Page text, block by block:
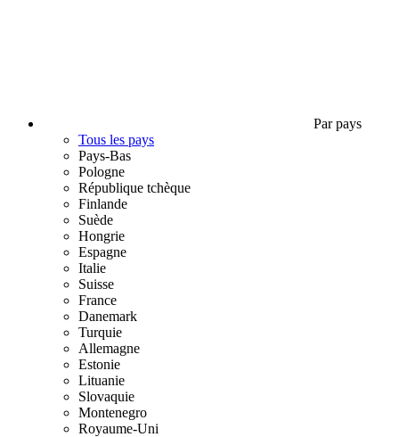
Par pays
Tous les pays
Pays-Bas
Pologne
République tchèque
Finlande
Suède
Hongrie
Espagne
Italie
Suisse
France
Danemark
Turquie
Allemagne
Estonie
Lituanie
Slovaquie
Montenegro
Royaume-Uni